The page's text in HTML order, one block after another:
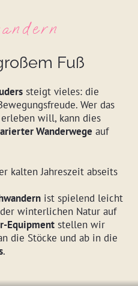
Fuß
steigt vieles: die
Wer das
will, kann dies
Wanderwege auf
kalten Jahreszeit abseits
ist spielend leicht
winterlichen Natur auf
Equipment stellen wir
die Stöcke und ab in die
.
Sommer
in